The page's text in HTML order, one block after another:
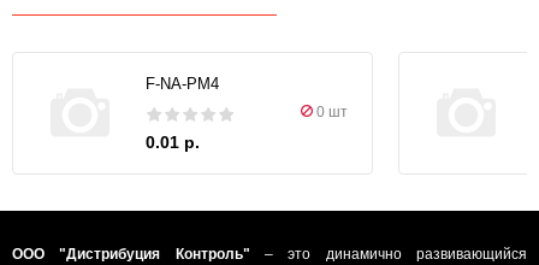
F-NA-PM4
0 шт
0.01 р.
ООО "Дистрибуция Контроль" – это динамично развивающийся